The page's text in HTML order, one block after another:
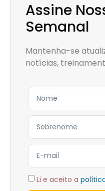
Assine
Semanal
Mantenha-se
notícias,
Li e aceito a